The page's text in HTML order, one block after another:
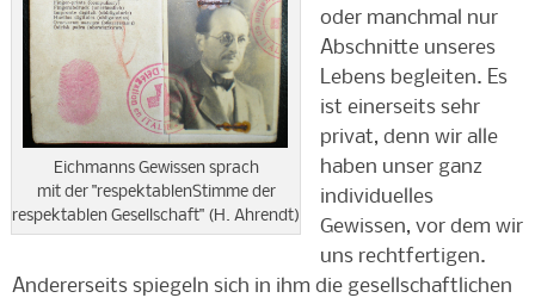
Eichmanns Gewissen sprach
mit der "respektablenStimme der
respektablen Gesellschaft" (H. Ahrendt)
oder manchmal nur
Abschnitte unseres
Lebens begleiten. Es
ist einerseits sehr
privat, denn wir alle
haben unser ganz
individuelles
Gewissen, vor dem wir
uns rechtfertigen.
Andererseits spiegeln sich in ihm die gesellschaftlichen